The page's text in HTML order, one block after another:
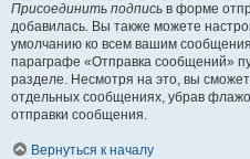
Присоединить подпись в форме
добавилась. Вы также можете
умолчанию ко всем вашим
параграфе «Отправка сообщений»
разделе. Несмотря на это, вы
отдельных сообщениях, убрав
отправки сообщения.
Вернуться к началу